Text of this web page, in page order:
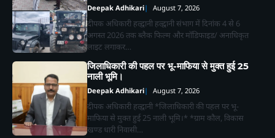
Deepak Adhikari August 7, 2026
दीपक अधिकारी हल्द्वानी हल्द्वानी संभाग में दिनांक 4 से 6
अगस्त 2026 तक ब्लैक फिल्म और मॉडिफाइड/ अनाधिकृत
लाइट लगाकर…
जिलाधिकारी की पहल पर भू-माफिया से मुक्त हुई 25
नाली भूमि।
Deepak Adhikari August 7, 2026
दीपक अधिकारी हल्द्वानी *जिलाधिकारी की पहल पर भू-
माफिया से मुक्त हुई 25 नाली भूमि।* *ग्राम कौल, विकास
खण्ड धारी निवासी…